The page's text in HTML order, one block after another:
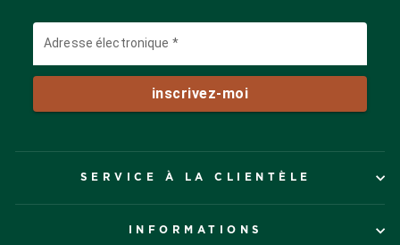
SERVICE À LA CLIENTÈLE
INFORMATIONS